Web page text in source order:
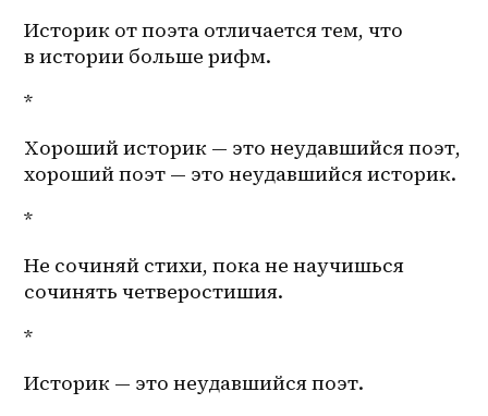
Историк от поэта отличается тем, что
в истории больше рифм.
*
Хороший историк — это неудавшийся поэт,
хороший поэт — это неудавшийся историк.
*
Не сочиняй стихи, пока не научишься
сочинять четверостишия.
*
Историк — это неудавшийся поэт.